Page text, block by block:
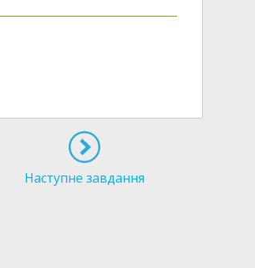
Наступне завдання